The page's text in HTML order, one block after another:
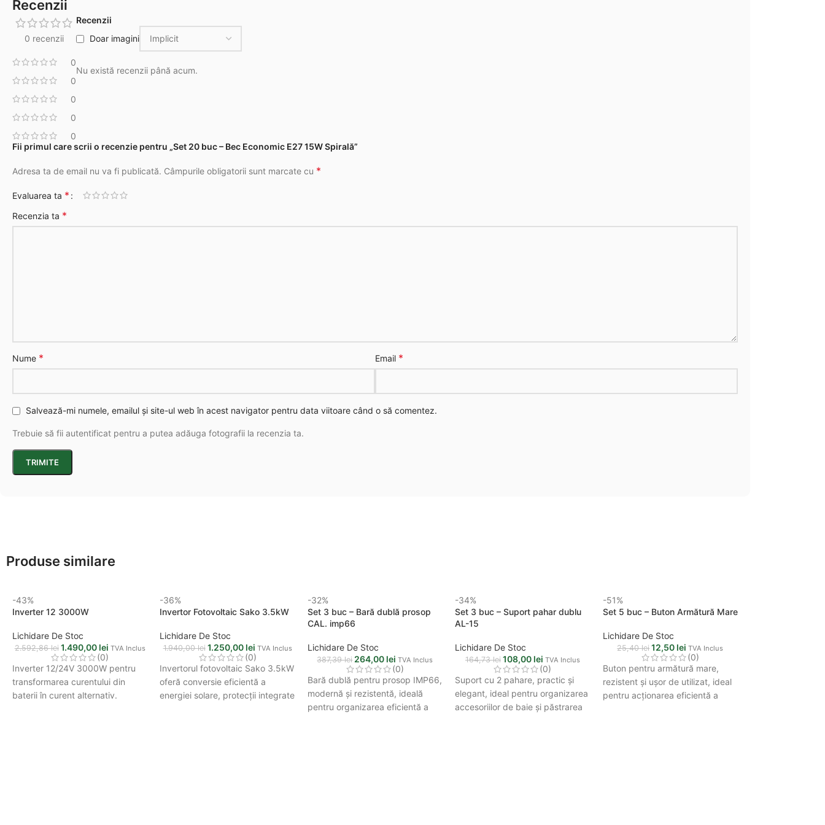
Recenzii
0 recenzii
0
0
0
0
0
Recenzii
Doar imagini
Nu există recenzii până acum.
Fii primul care scrii o recenzie pentru „Set 20 buc – Bec Economic E27 15W Spirală”
Adresa ta de email nu va fi publicată. Câmpurile obligatorii sunt marcate cu *
Evaluarea ta *
Recenzia ta *
Nume * Email *
Salvează-mi numele, emailul și site-ul web în acest navigator pentru data viitoare când o să comentez.
Trebuie să fii autentificat pentru a putea adăuga fotografii la recenzia ta.
Produse similare
-43%
Inverter 12 3000W
Lichidare De Stoc
2.592,86lei 1.490,00 lei TVA Inclus
(0)
Inverter 12/24V 3000W pentru
transformarea curentului din
baterii în curent alternativ.
-36%
Invertor Fotovoltaic Sako 3.5kW
Lichidare De Stoc
1.940,00lei 1.250,00 lei TVA Inclus
(0)
Invertorul fotovoltaic Sako 3.5kW
oferă conversie eficientă a
energiei solare, protecții integrate
-32%
Set 3 buc – Bară dublă prosop
CAL. imp66
Lichidare De Stoc
387,39lei 264,00 lei TVA Inclus
(0)
Bară dublă pentru prosop IMP66,
modernă și rezistentă, ideală
pentru organizarea eficientă a
-34%
Set 3 buc – Suport pahar dublu
AL-15
Lichidare De Stoc
164,73lei 108,00 lei TVA Inclus
(0)
Suport cu 2 pahare, practic și
elegant, ideal pentru organizarea
accesoriilor de baie și păstrarea
-51%
Set 5 buc – Buton Armătură Mare
Lichidare De Stoc
25,40lei 12,50 lei TVA Inclus
(0)
Buton pentru armătură mare,
rezistent și ușor de utilizat, ideal
pentru acționarea eficientă a